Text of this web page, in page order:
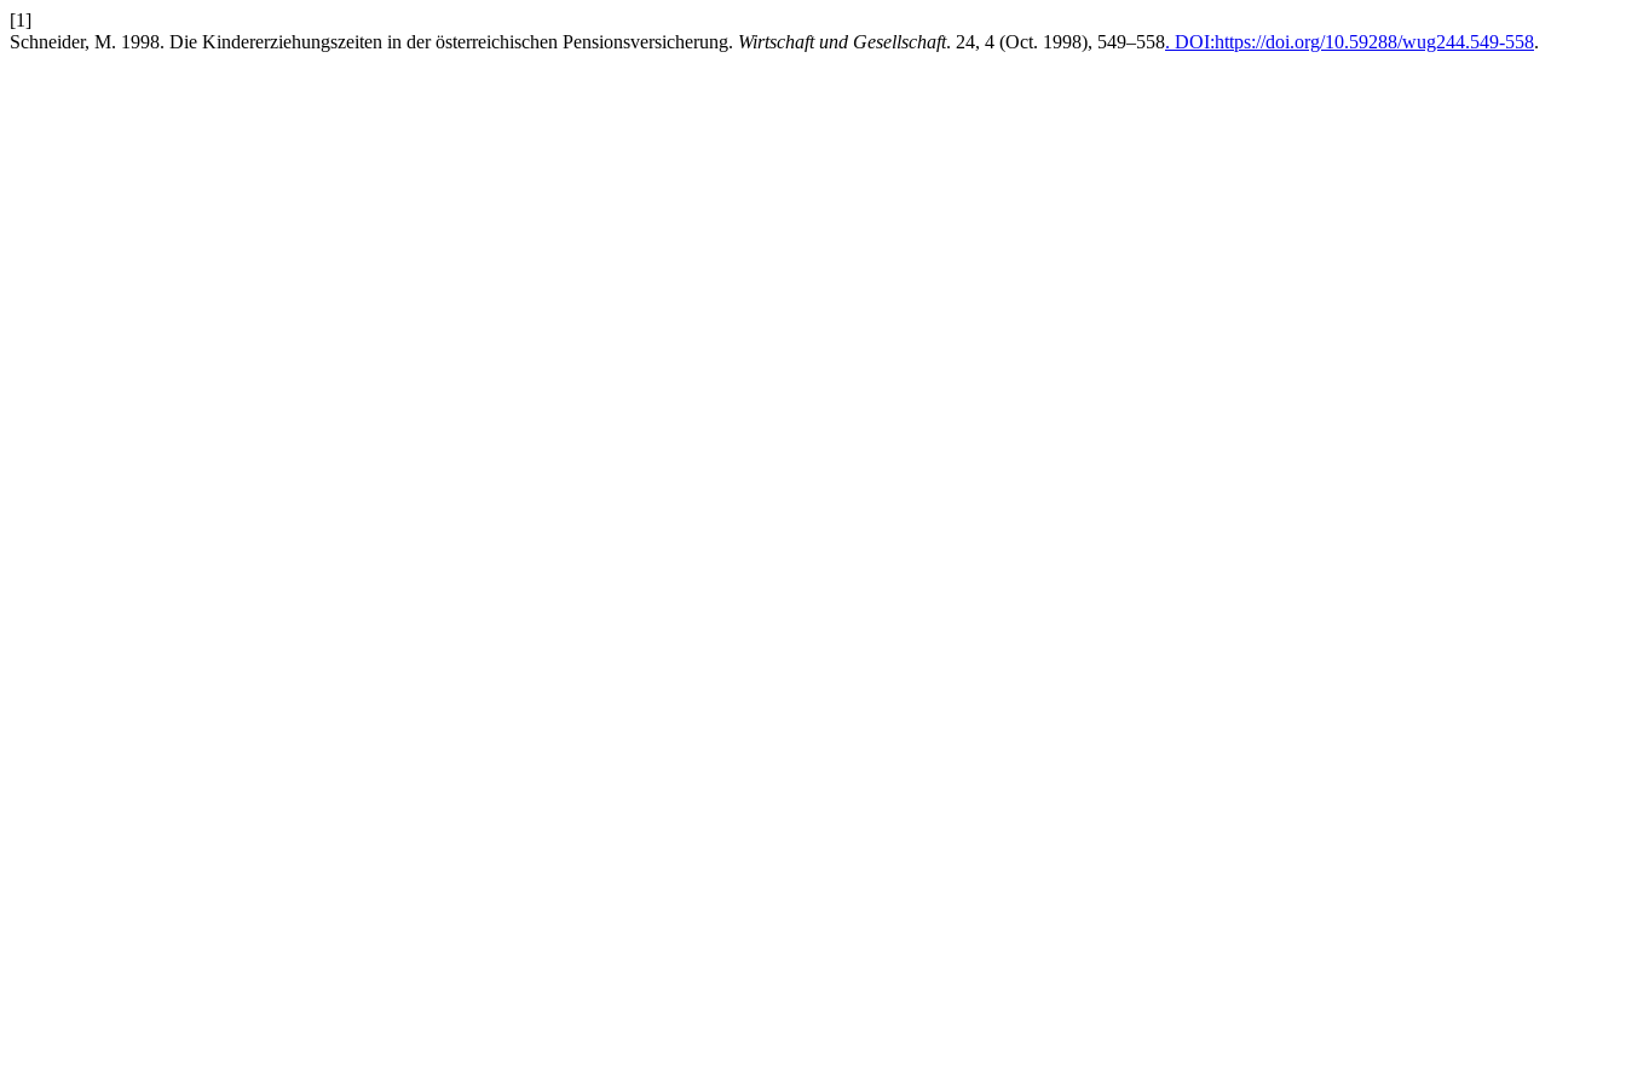
[1]
Schneider, M. 1998. Die Kindererziehungszeiten in der österreichischen Pensionsversicherung. Wirtschaft und Gesellschaft. 24, 4 (Oct. 1998), 549–558. DOI:https://doi.org/10.59288/wug244.549-558.